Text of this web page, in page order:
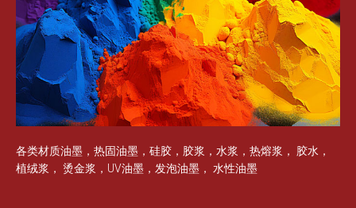
各类材质油墨，热固油墨，硅胶，胶浆，水浆，热熔浆， 胶水，
植绒浆， 烫金浆， UV油墨，发泡油墨， 水性油墨